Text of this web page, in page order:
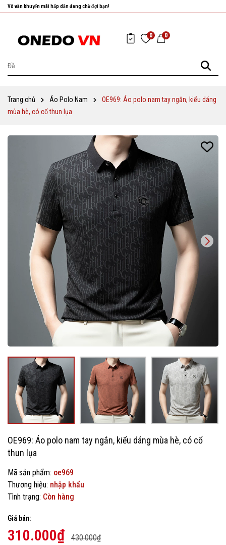
Nhanh tay chọn cho mình những sản phẩm ưng ý nhất!
0 0
Trang chủ Áo Polo Nam
OE969: Áo polo nam tay ngắn, kiểu dáng
mùa hè, có cổ thun lụa
OE969: Áo polo nam tay ngắn, kiểu dáng mùa hè, có cổ
thun lụa
Mã sản phẩm: oe969
Thương hiệu: nhập khẩu
Tình trạng: Còn hàng
Giá bán:
310.000₫ 430.000₫